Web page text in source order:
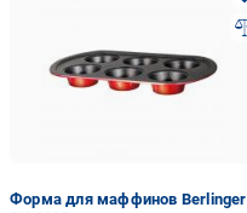
Форма для маффинов Berlinger